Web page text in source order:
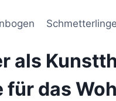
Schmetterlinge
als
für das